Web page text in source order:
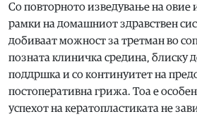
Со повторното изведување на овие
рамки на домашниот здравствен
добиваат можност за третман во
позната клиничка средина, блиску
поддршка и со континуитет на
постоперативна грижа. Тоа е
успехот на кератопластиката не